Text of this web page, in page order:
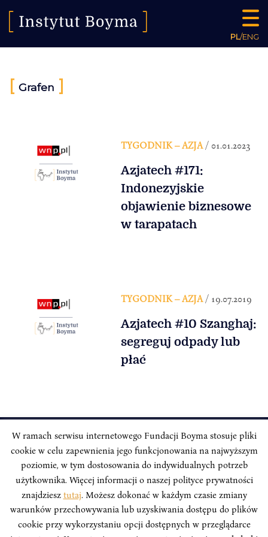
PL/ENG
[ Grafen ]
TYGODNIK – AZJA/ 01.01.2023
Azjatech #171:
Indonezyjskie
objawienie biznesowe
w tarapatach
TYGODNIK – AZJA/ 19.07.2019
Azjatech #10 Szanghaj:
segreguj odpady lub
płać
INSTYTUT BOYMA / Asian Century
Adres korespondencyjny: ul. Freta 11/5, 00-027 Warszawa
Odwiedź nas w mediach społecznościowych:
W ramach serwisu internetowego Fundacji Boyma stosuje pliki
cookie w celu zapewnienia jego funkcjonowania na najwyższym
poziomie, w tym dostosowania do indywidualnych potrzeb
użytkownika. Więcej informacji o naszej polityce prywatności
znajdziesz tutaj. Możesz dokonać w każdym czasie zmiany
warunków przechowywania lub uzyskiwania dostępu do plików
cookie przy wykorzystaniu opcji dostępnych w przeglądarce